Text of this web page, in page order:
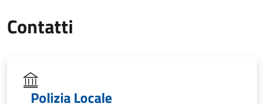
Contatti
Polizia Locale